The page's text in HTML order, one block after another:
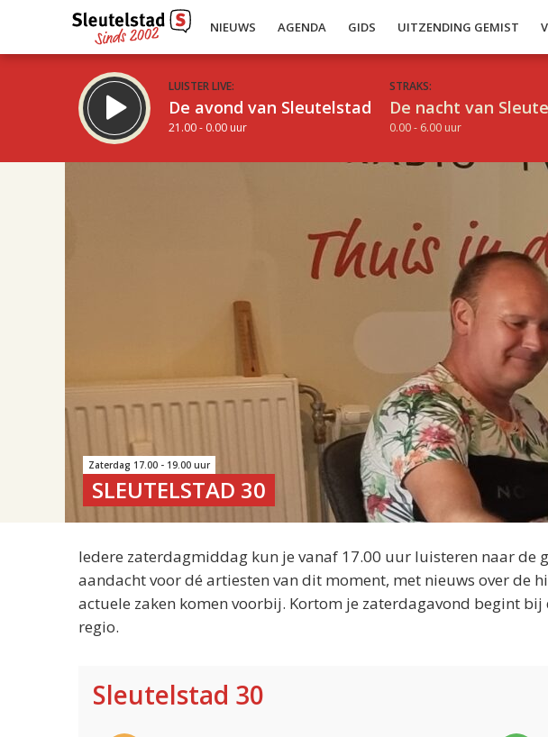
NIEUWS AGENDA GIDS UITZENDING GEMIST
LUISTER LIVE:
De avond van Sleutelstad
21.00 - 0.00 uur
STRAKS:
De nacht van
0.00 - 6.00 uur
Zaterdag 17.00 - 19.00 uur
SLEUTELSTAD 30
Iedere zaterdagmiddag kun je vanaf 17.00 uur luisteren naar de
aandacht voor dé artiesten van dit moment, met nieuws over de
actuele zaken komen voorbij. Kortom je zaterdagavond begint
regio.
Sleutelstad 30